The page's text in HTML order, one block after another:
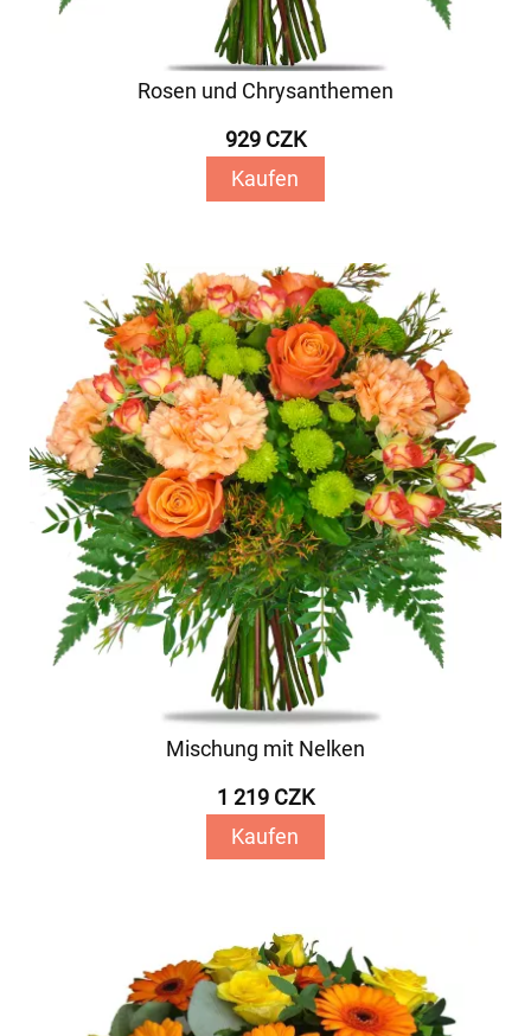
Rosen und Chrysanthemen
929 CZK
Kaufen
Mischung mit Nelken
1 219 CZK
Kaufen